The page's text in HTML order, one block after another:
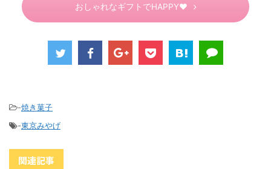
おしゃれなギフトでHAPPY♥
-焼き菓子
-東京みやげ
関連記事